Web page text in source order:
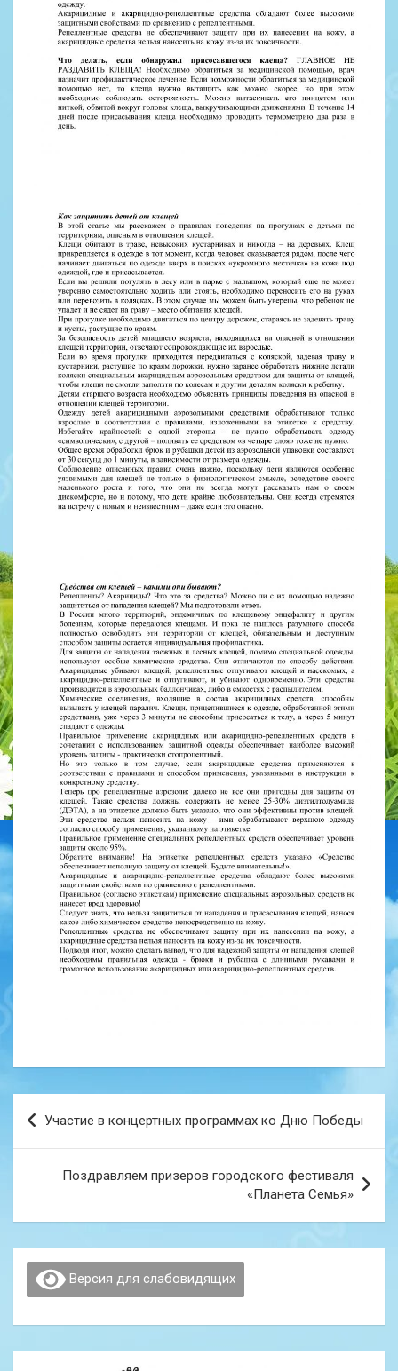
Навигация
по
записям
Участие в концертных программах ко Дню Победы
Поздравляем призеров городского фестиваля
«Планета Семья»
Версия для слабовидящих